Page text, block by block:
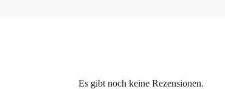
Es gibt noch keine Rezensionen.